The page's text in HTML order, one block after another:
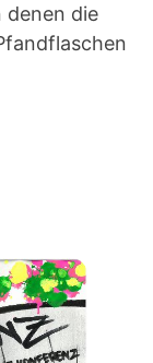
denen die